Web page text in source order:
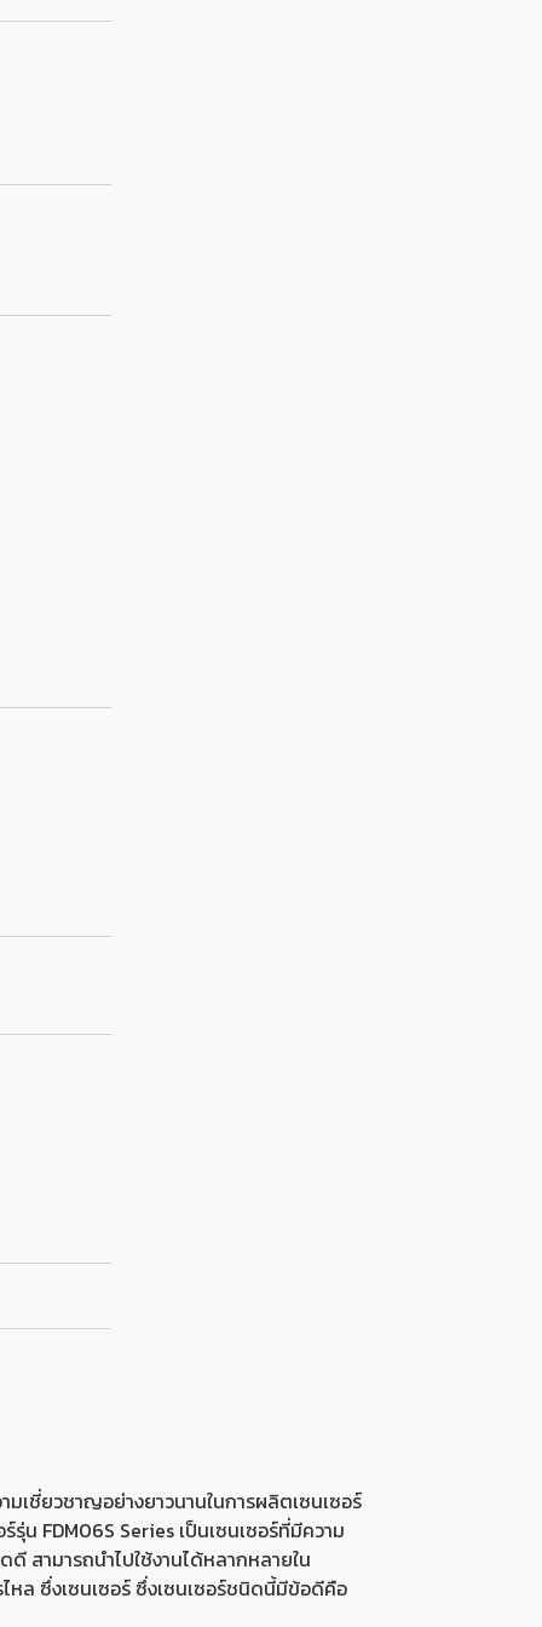
เชี่ยวชาญอย่างยาวนานในการผลิตเซนเซอร์
รุ่น FDM06S Series เป็นเซนเซอร์ที่มีความ
สามารถนำไปใช้งานได้หลากหลายใน
ล ซึ่งเซนเซอร์ ซึ่งเซนเซอร์ชนิดนี้มีข้อดีคือ